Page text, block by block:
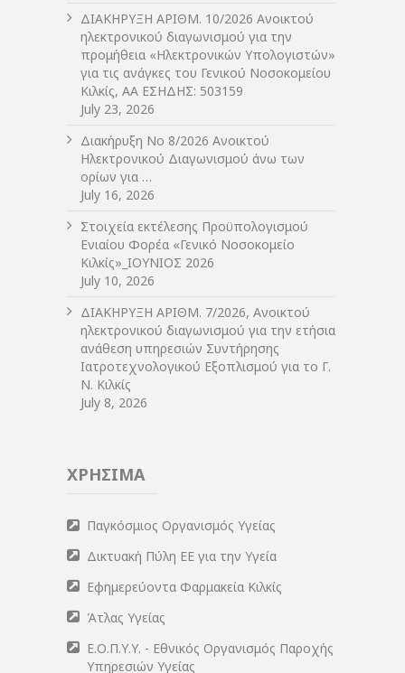
ΔIΑΚΗΡΥΞΗ ΑΡIΘΜ. 10/2026 Ανοικτού
ηλεκτρονικού διαγωνισμού για την
προμήθεια «Ηλεκτρονικών Υπολογιστών»
για τις ανάγκες του Γενικού Νοσοκομείου
Κιλκίς, ΑΑ ΕΣΗΔΗΣ: 503159
July 23, 2026
Διακήρυξη Νο 8/2026 Ανοικτού
Ηλεκτρονικού Διαγωνισμού άνω των
ορίων για …
July 16, 2026
Στοιχεία εκτέλεσης Προϋπολογισμού
Ενιαίου Φορέα «Γενικό Νοσοκομείο
Κιλκίς»_ΙΟΥΝΙΟΣ 2026
July 10, 2026
ΔIΑΚΗΡΥΞΗ ΑΡIΘΜ. 7/2026, Ανοικτού
ηλεκτρονικού διαγωνισμού για την ετήσια
ανάθεση υπηρεσιών Συντήρησης
Ιατροτεχνολογικού Εξοπλισμού για το Γ.
Ν. Κιλκίς
July 8, 2026
ΧΡΗΣΙΜΑ
Παγκόσμιος Οργανισμός Υγείας
Δικτυακή Πύλη ΕΕ για την Υγεία
Εφημερεύοντα Φαρμακεία Κιλκίς
Άτλας Υγείας
Ε.Ο.Π.Υ.Υ. - Εθνικός Οργανισμός Παροχής
Υπηρεσιών Υγείας